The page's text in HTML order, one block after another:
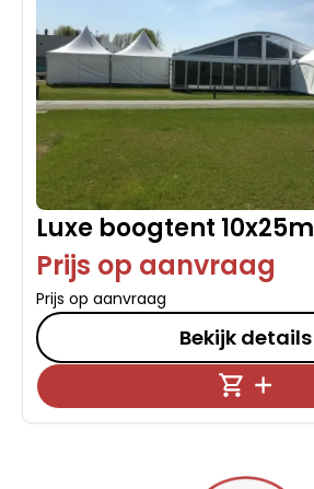
Luxe boogtent 10x25m
Prijs op aanvraag
Prijs op aanvraag
Bekijk details